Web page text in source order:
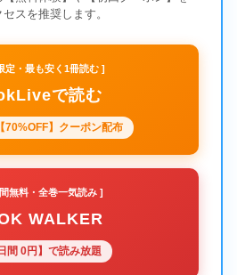
スを推奨します。
定・最も安く1冊読む ]
で読む
70%OFF】クーポン配布
無料・全巻一気読み ]
WALKER
間 0円】で読み放題